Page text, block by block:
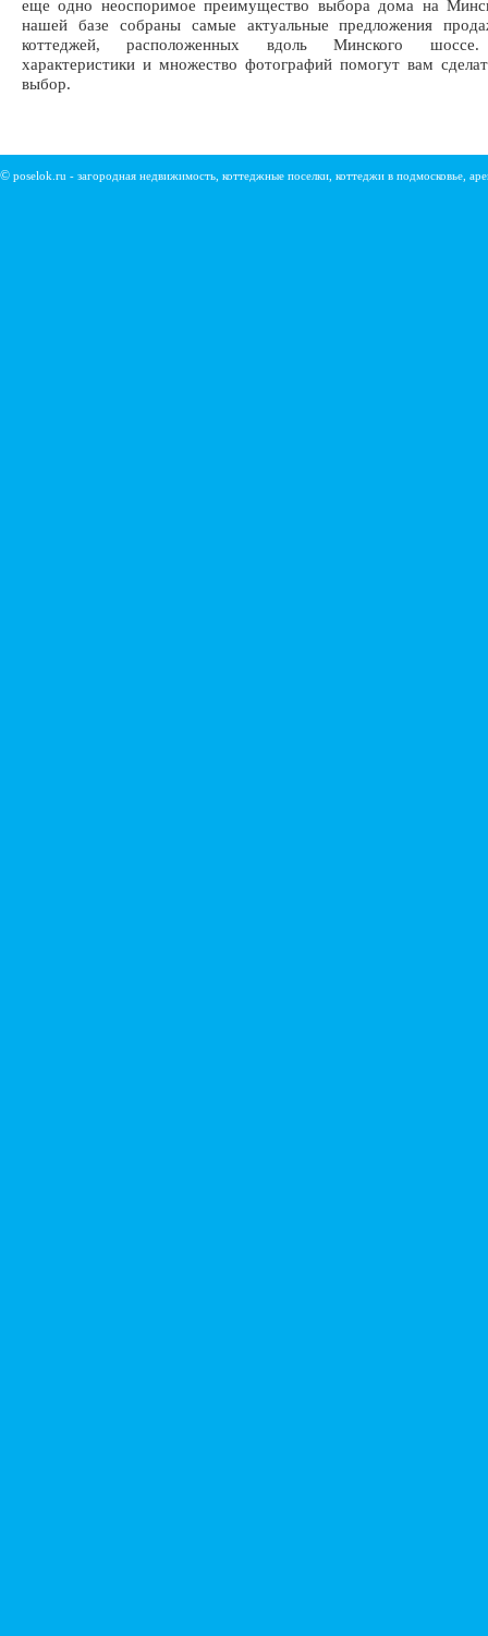
еще одно неоспоримое преимущество выбора дома на
нашей базе собраны самые актуальные предложения
коттеджей, расположенных вдоль Минского
характеристики и множество фотографий помогут вам
выбор.
© poselok.ru - загородная недвижимость, коттеджные поселки, коттеджи в подмосковье,